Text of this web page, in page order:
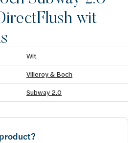
wit
Wit
Villeroy & Boch
Subway 2.0